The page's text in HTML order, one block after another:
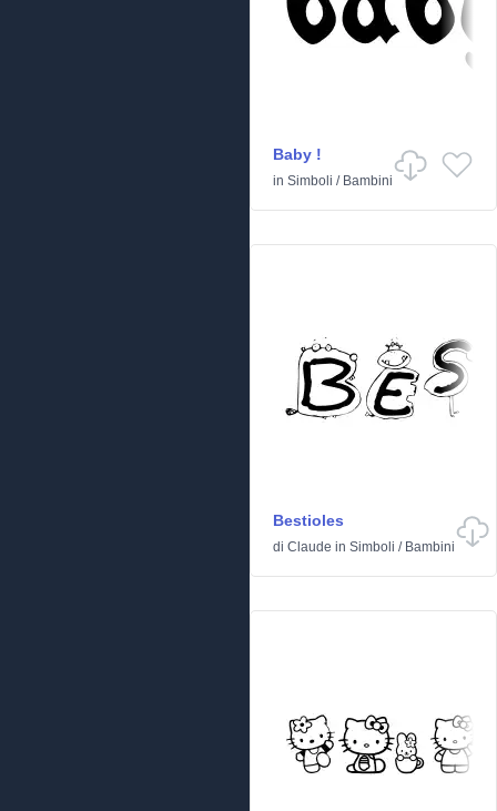
Baby !
in Simboli / Bambini
Bestioles
di Claude in Simboli / Bambini